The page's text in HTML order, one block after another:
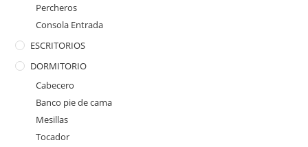
Percheros
Consola Entrada
ESCRITORIOS
DORMITORIO
Cabecero
Banco pie de cama
Mesillas
Tocador